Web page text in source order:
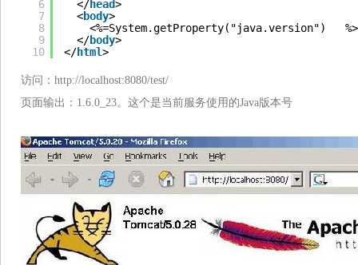
6
7
8
9
10
</head>
<body>
<%=System.getProperty("java.version")   %>
</body>
</html>
访问：http://localhost:8080/test/
页面输出：1.6.0_23。这个是当前服务使用的Java版本号